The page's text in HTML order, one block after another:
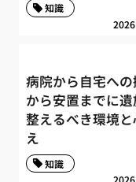
知識
病院から自宅への
から安置までに
整えるべき環境
え
知識